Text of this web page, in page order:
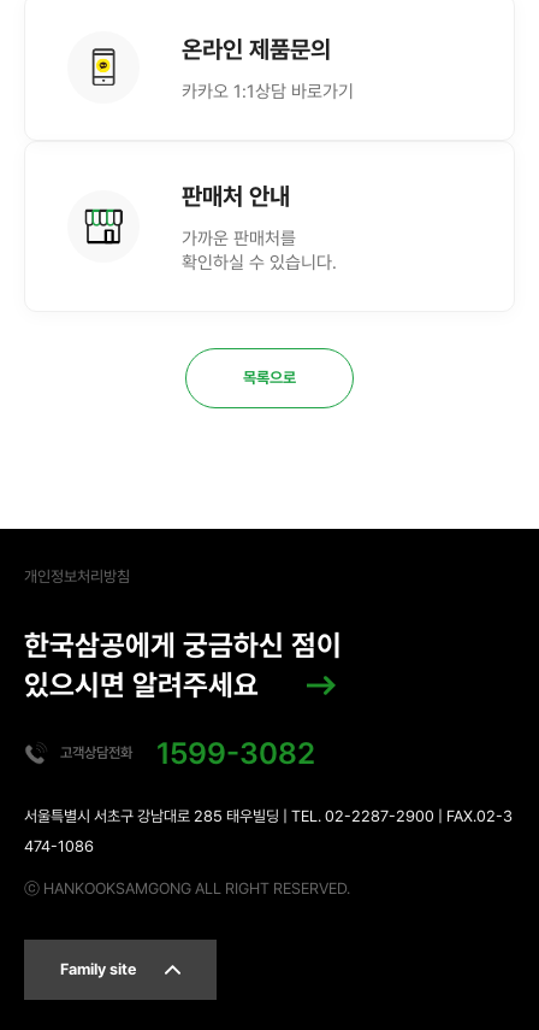
온라인 제품문의
카카오 1:1상담 바로가기
판매처 안내
가까운 판매처를
확인하실 수 있습니다.
목록으로
개인정보처리방침
한국삼공에게 궁금하신 점이
있으시면 알려주세요
고객상담전화 1599-3082
서울특별시 서초구 강남대로 285 태우빌딩 | TEL. 02-2287-2900 | FAX.02-3
474-1086
ⓒ HANKOOKSAMGONG ALL RIGHT RESERVED.
Family site